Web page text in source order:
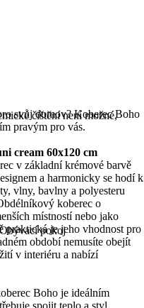
čištění není možné,
pokoj
svůj domov? Koberec Boho
pravým pro vás.
cream 60x120 cm
v základní krémové barvě
a harmonicky se hodí k
vlny, bavlny a polyesteru
koberec o
místností nebo jako
praktická je jeho vhodnost pro
období nemusíte obejít
v interiéru a nabízí
Boho je ideálním
spojit teplo a styl.